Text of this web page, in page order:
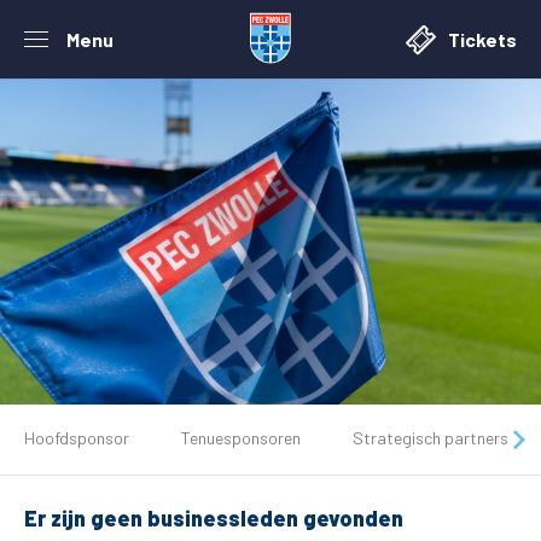
Menu Tickets
Tickets
Matchdays
Hoofdsponsor Tenuesponsoren Strategisch partners
Er zijn geen businessleden gevonden